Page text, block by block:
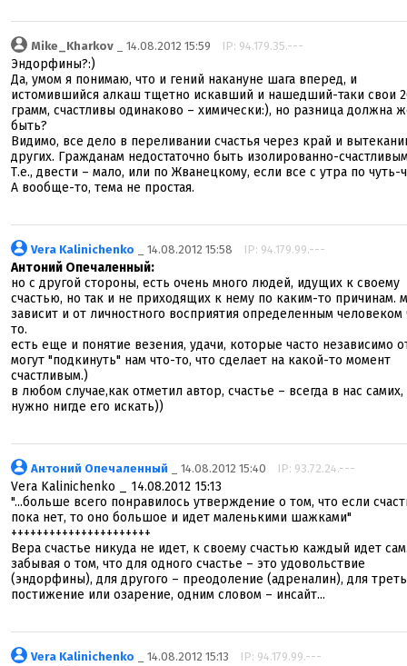
Mike_Kharkov _ 14.08.2012 15:59 IP: 94.179.35.---
Эндорфины?:)
Да, умом я понимаю, что и гений накануне шага вперед, и
истомившийся алкаш тщетно искавший и нашедший-таки свои
грамм, счастливы одинаково – химически:), но разница должна
быть?
Видимо, все дело в переливании счастья через край и
других. Гражданам недостаточно быть изолированно-
Т.е., двести – мало, или по Жванецкому, если все с утра по чуть-
А вообще-то, тема не простая.
Vera Kalinichenko _ 14.08.2012 15:58 IP: 94.179.99.---
Антоний Опечаленный:
но с другой стороны, есть очень много людей, идущих к своему
счастью, но так и не приходящих к нему по каким-то причинам.
зависит и от личностного восприятия определенным человеком
то.
есть еще и понятие везения, удачи, которые часто независимо
могут "подкинуть" нам что-то, что сделает на какой-то момент
счастливым.)
в любом случае,как отметил автор, счастье – всегда в нас
нужно нигде его искать))
Антоний Опечаленный _ 14.08.2012 15:40 IP: 93.72.24.---
Vera Kalinichenko _ 14.08.2012 15:13
"...больше всего понравилось утверждение о том, что если
пока нет, то оно большое и идет маленькими шажками"
++++++++++++++++++++++
Вера счастье никуда не идет, к своему счастью каждый идет
забывая о том, что для одного счастье – это удовольствие
(эндорфины), для другого – преодоление (адреналин), для
постижение или озарение, одним словом – инсайт...
Vera Kalinichenko _ 14.08.2012 15:13 IP: 94.179.99.---